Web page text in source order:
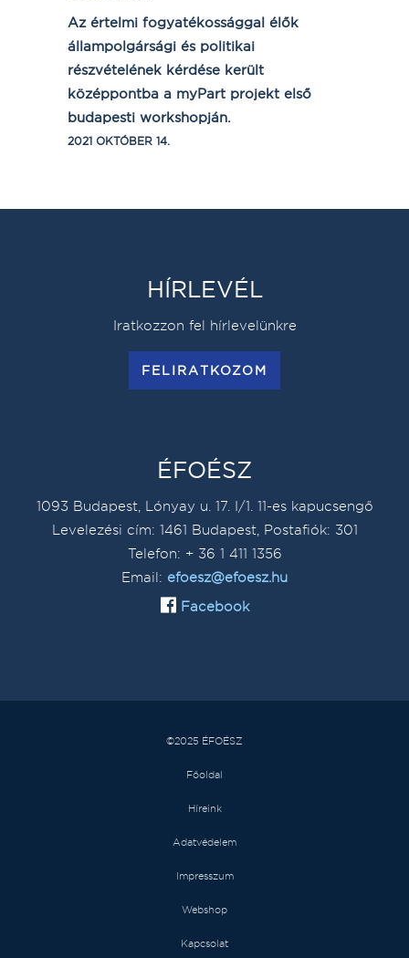
Az értelmi fogyatékossággal élők
állampolgársági és politikai
részvételének kérdése került
középpontba a myPart projekt első
budapesti workshopján.
2021 OKTÓBER 14.
HÍRLEVÉL
Iratkozzon fel hírlevelünkre
FELIRATKOZOM
ÉFOÉSZ
1093 Budapest, Lónyay u. 17. I/1. 11-es kapucsengő
Levelezési cím: 1461 Budapest, Postafiók: 301
Telefon: + 36 1 411 1356
Email: efoesz@efoesz.hu
Facebook
©2025 ÉFOÉSZ
Főoldal
Híreink
Adatvédelem
Impresszum
Webshop
Kapcsolat